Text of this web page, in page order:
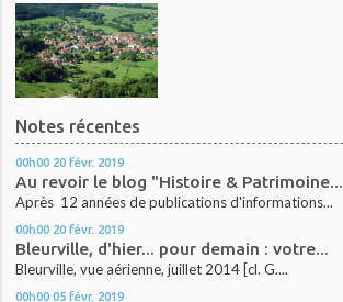
Notes récentes
00h00 20 févr. 2019
Au revoir le blog "Histoire & Patrimoine...
Après 12 années de publications d'informations...
00h00 20 févr. 2019
Bleurville, d'hier... pour demain : votre...
Bleurville, vue aérienne, juillet 2014 [cl. G....
00h00 05 févr. 2019